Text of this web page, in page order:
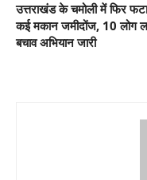
उत्तराखंड के चमोली में फिर
कई मकान जमीदोंज, 10 लोग
बचाव अभियान जारी